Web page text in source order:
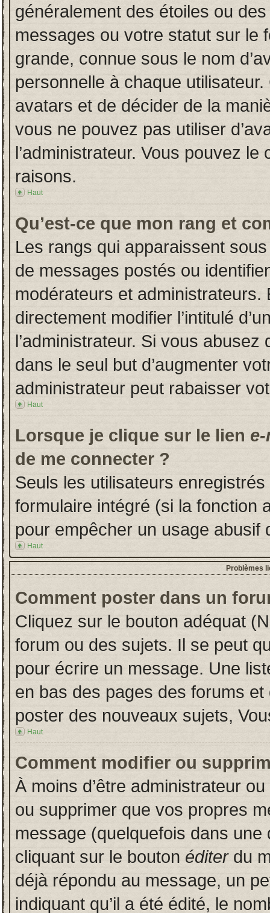
généralement des étoiles ou
messages ou votre statut sur le
grande, connue sous le nom
personnelle à chaque utilisateur.
avatars et de décider de la
vous ne pouvez pas utiliser
l’administrateur. Vous pouvez
raisons.
Haut
Qu’est-ce que mon rang et
Les rangs qui apparaissent
de messages postés ou
modérateurs et
directement modifier l’intitulé
l’administrateur. Si vous
dans le seul but d’augmenter
administrateur peut rabaisser
Haut
Lorsque je clique sur le lien
de me connecter ?
Seuls les utilisateurs
formulaire intégré (si la fonction
pour empêcher un usage abusif
Haut
Problèmes
Comment poster dans un
Cliquez sur le bouton adéquat
forum ou des sujets. Il se peut
pour écrire un message. Une
en bas des pages des forums
poster des nouveaux sujets,
Haut
Comment modifier ou
À moins d’être administrateur
ou supprimer que vos propres
message (quelquefois dans
cliquant sur le bouton éditerdu
déjà répondu au message, un
indiquant qu’il a été édité, le